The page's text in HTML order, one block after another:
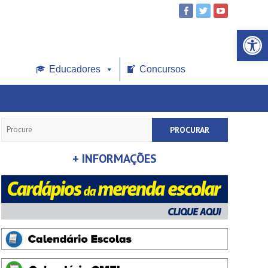
Open toolbar
Educadores Concursos
+ INFORMAÇÕES